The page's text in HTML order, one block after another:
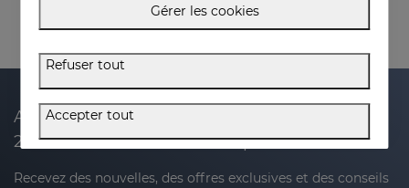
Abonnez-vous à notre newsletter et recevez
20 % de réduction sur votre prochain achat
Recevez des nouvelles, des offres exclusives et des conseils
Gérer les cookies
Refuser tout
Accepter tout